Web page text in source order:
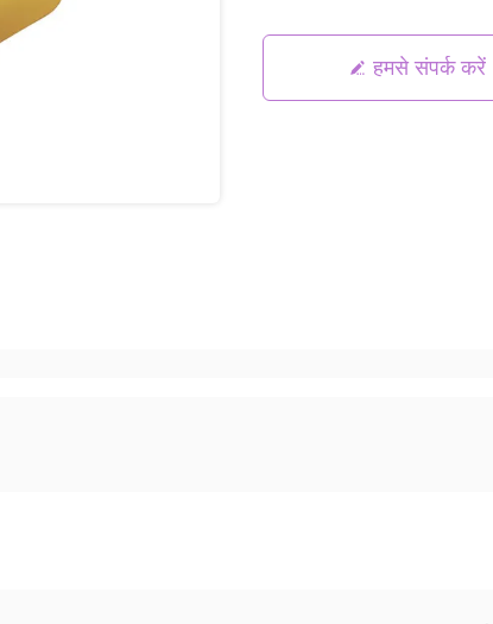
हमसे संपर्क करें